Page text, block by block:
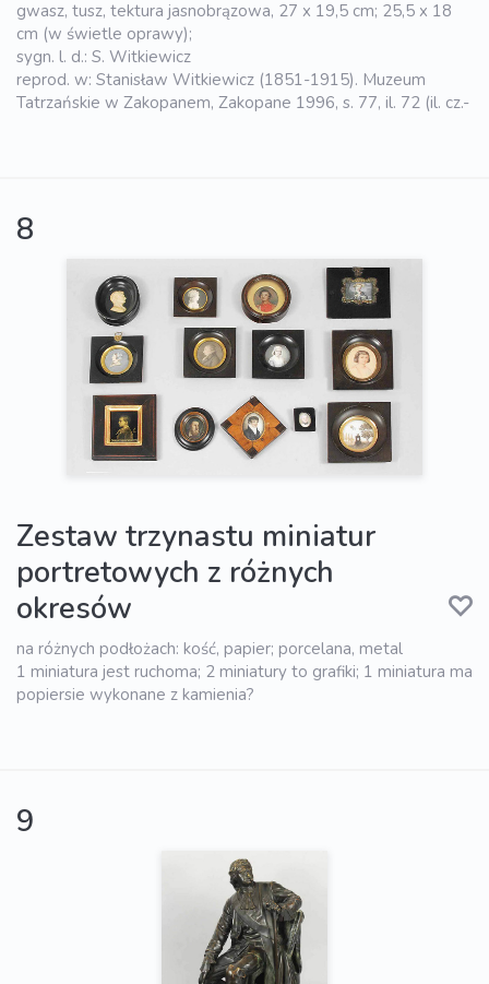
gwasz, tusz, tektura jasnobrązowa, 27 x 19,5 cm; 25,5 x 18
cm (w świetle oprawy);
sygn. l. d.: S. Witkiewicz
reprod. w: Stanisław Witkiewicz (1851-1915). Muzeum
Tatrzańskie w Zakopanem, Zakopane 1996, s. 77, il. 72 (il. cz.-
8
Zestaw trzynastu miniatur
portretowych z różnych
okresów
na różnych podłożach: kość, papier; porcelana, metal
1 miniatura jest ruchoma; 2 miniatury to grafiki; 1 miniatura ma
popiersie wykonane z kamienia?
9